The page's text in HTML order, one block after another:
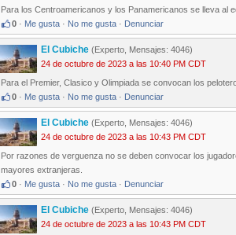
Para los Centroamericanos y los Panamericanos se lleva al
0 · Me gusta · No me gusta · Denunciar
El Cubiche (Experto, Mensajes: 4046)
24 de octubre de 2023 a las 10:40 PM CDT
Para el Premier, Clasico y Olimpiada se convocan los
0 · Me gusta · No me gusta · Denunciar
El Cubiche (Experto, Mensajes: 4046)
24 de octubre de 2023 a las 10:43 PM CDT
Por razones de verguenza no se deben convocar los
mayores extranjeras.
0 · Me gusta · No me gusta · Denunciar
El Cubiche (Experto, Mensajes: 4046)
24 de octubre de 2023 a las 10:43 PM CDT